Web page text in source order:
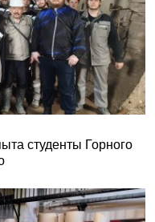
студенты Горного